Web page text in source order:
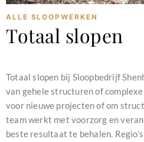
ALLE SLOOPWERKEN
Totaal slopen
Totaal slopen bij Sloopbedrijf
van gehele structuren of
voor nieuwe projecten of om
team werkt met voorzorg en
beste resultaat te behalen.